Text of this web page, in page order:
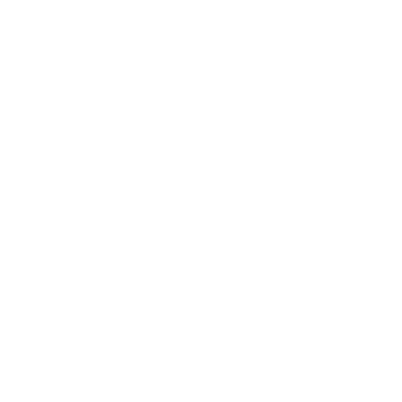
y descorteses. ¿Saben el hambre